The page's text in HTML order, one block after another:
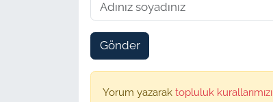
Gönder
Yorum yazarak topluluk kurallarımızı